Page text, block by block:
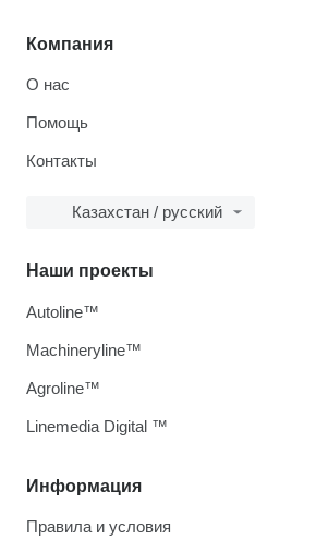
Компания
О нас
Помощь
Контакты
Казахстан / русский
Информация
Правила и условия
Наши проекты
Autoline™
Machineryline™
Agroline™
Linemedia Digital ™